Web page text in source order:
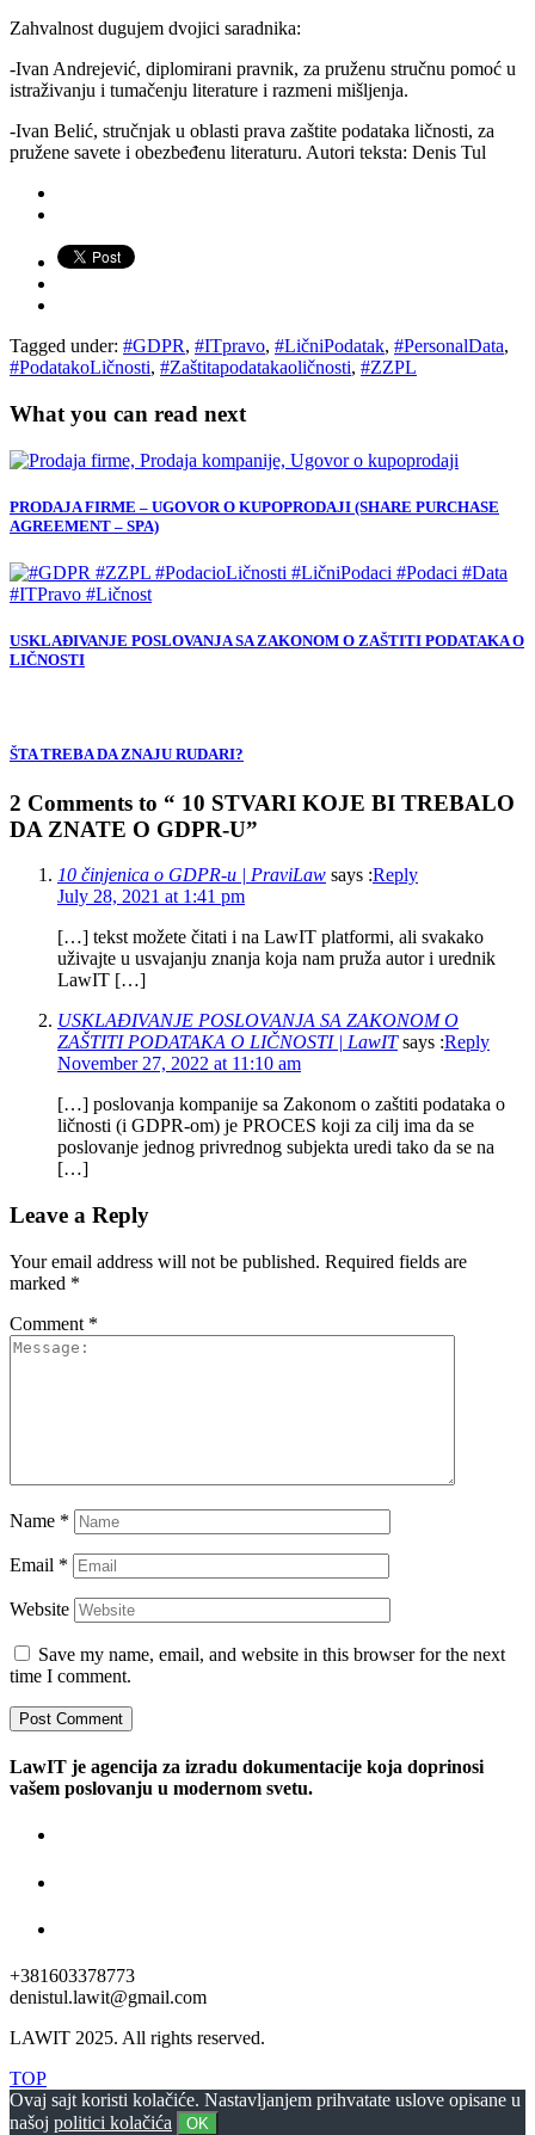
Zahvalnost dugujem dvojici saradnika:
-Ivan Andrejević, diplomirani pravnik, za pruženu stručnu pomoć u
istraživanju i tumačenju literature i razmeni mišljenja.
-Ivan Belić, stručnjak u oblasti prava zaštite podataka ličnosti, za
pružene savete i obezbeđenu literaturu. Autori teksta: Denis Tul
Tagged under: #GDPR, #ITpravo, #LičniPodatak, #PersonalData,
#PodatakoLičnosti, #Zaštitapodatakaoličnosti, #ZZPL
What you can read next
PRODAJA FIRME – UGOVOR O KUPOPRODAJI (SHARE PURCHASE
AGREEMENT – SPA)
USKLAĐIVANJE POSLOVANJA SA ZAKONOM O ZAŠTITI PODATAKA O
LIČNOSTI
ŠTA TREBA DA ZNAJU RUDARI?
2 Comments to “ 10 STVARI KOJE BI TREBALO
DA ZNATE O GDPR-U”
10 činjenica o GDPR-u | PraviLaw says :Reply
July 28, 2021 at 1:41 pm
[…] tekst možete čitati i na LawIT platformi, ali svakako
uživajte u usvajanju znanja koja nam pruža autor i urednik
LawIT […]
USKLAĐIVANJE POSLOVANJA SA ZAKONOM O
ZAŠTITI PODATAKA O LIČNOSTI | LawITsays :Reply
November 27, 2022 at 11:10 am
[…] poslovanja kompanije sa Zakonom o zaštiti podataka o
ličnosti (i GDPR-om) je PROCES koji za cilj ima da se
poslovanje jednog privrednog subjekta uredi tako da se na
[…]
Leave a Reply
Your email address will not be published. Required fields are
marked *
Comment *
Name *
Email *
Website
Save my name, email, and website in this browser for the next
time I comment.
LawIT je agencija za izradu dokumentacije koja doprinosi
vašem poslovanju u modernom svetu.
+381603378773
denistul.lawit@gmail.com
LAWIT 2025. All rights reserved.
TOP
Ovaj sajt koristi kolačiće. Nastavljanjem prihvatate uslove opisane u
našoj politici kolačića OK